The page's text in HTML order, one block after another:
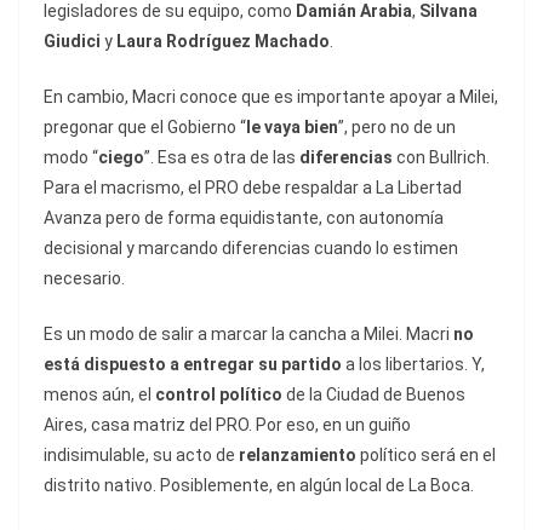
legisladores de su equipo, como Damián Arabia, Silvana
Giudici y Laura Rodríguez Machado.
En cambio, Macri conoce que es importante apoyar a Milei,
pregonar que el Gobierno “ le vaya bien”, pero no de un
modo “ciego”. Esa es otra de las diferencias con Bullrich.
Para el macrismo, el PRO debe respaldar a La Libertad
Avanza pero de forma equidistante, con autonomía
decisional y marcando diferencias cuando lo estimen
necesario.
Es un modo de salir a marcar la cancha a Milei. Macri no
está dispuesto a entregar su partido a los libertarios. Y,
menos aún, el control político de la Ciudad de Buenos
Aires, casa matriz del PRO. Por eso, en un guiño
indisimulable, su acto de relanzamiento político será en el
distrito nativo. Posiblemente, en algún local de La Boca.